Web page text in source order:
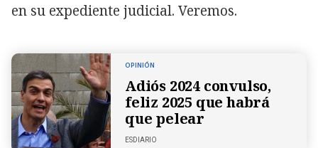
en su expediente judicial. Veremos.
OPINIÓN
Adiós 2024 convulso,
feliz 2025 que habrá
que pelear
ESDIARIO